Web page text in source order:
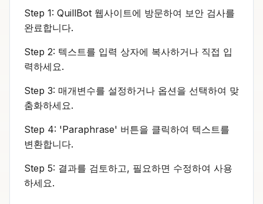
Step 1: QuillBot 웹사이트에 방문하여 보안 검사를
완료합니다.
Step 2: 텍스트를 입력 상자에 복사하거나 직접 입
력하세요.
Step 3: 매개변수를 설정하거나 옵션을 선택하여 맞
춤화하세요.
Step 4: 'Paraphrase' 버튼을 클릭하여 텍스트를
변환합니다.
Step 5: 결과를 검토하고, 필요하면 수정하여 사용
하세요.